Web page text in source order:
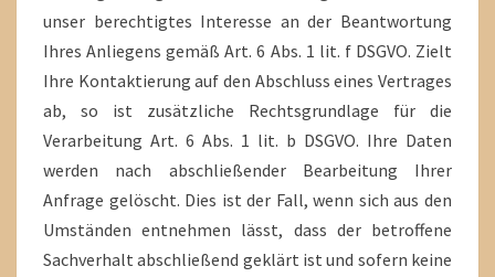
unser berechtigtes Interesse an der Beantwortung
Ihres Anliegens gemäß Art. 6 Abs. 1 lit. f DSGVO. Zielt
Ihre Kontaktierung auf den Abschluss eines Vertrages
ab, so ist zusätzliche Rechtsgrundlage für die
Verarbeitung Art. 6 Abs. 1 lit. b DSGVO. Ihre Daten
werden nach abschließender Bearbeitung Ihrer
Anfrage gelöscht. Dies ist der Fall, wenn sich aus den
Umständen entnehmen lässt, dass der betroffene
Sachverhalt abschließend geklärt ist und sofern keine